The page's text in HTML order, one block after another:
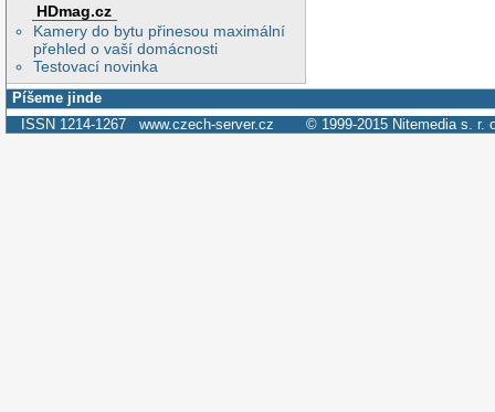
HDmag.cz
Kamery do bytu přinesou maximální
přehled o vaší domácnosti
Testovací novinka
Píšeme jinde
ISSN 1214-1267 www.czech-server.cz © 1999-2015 Nitemedia s. r.